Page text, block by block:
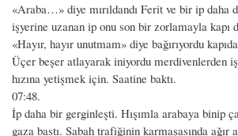
«Araba…» diye mırıldandı Ferit ve bir ip daha
işyerine uzanan ip onu son bir zorlamayla kapı
«Hayır, hayır unutmam» diye bağırıyordu
Üçer beşer atlayarak iniyordu merdivenlerden
hızına yetişmek için. Saatine baktı.
07:48.
İp daha bir gerginleşti. Hışımla arabaya binip
gaza bastı. Sabah trafiğinin karmaşasında ağır